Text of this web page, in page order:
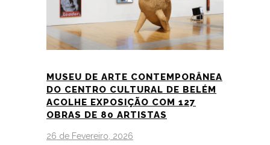
MUSEU DE ARTE CONTEMPORÂNEA
DO CENTRO CULTURAL DE BELÉM
ACOLHE EXPOSIÇÃO COM 127
OBRAS DE 80 ARTISTAS
26 de Fevereiro, 2026